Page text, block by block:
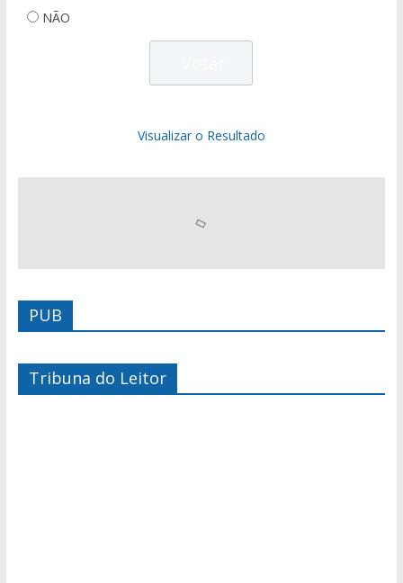
NÃO
Visualizar o Resultado
PUB
Tribuna do Leitor